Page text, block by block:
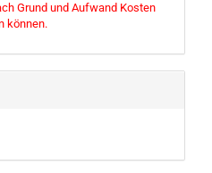
Grund und Aufwand Kosten
können.